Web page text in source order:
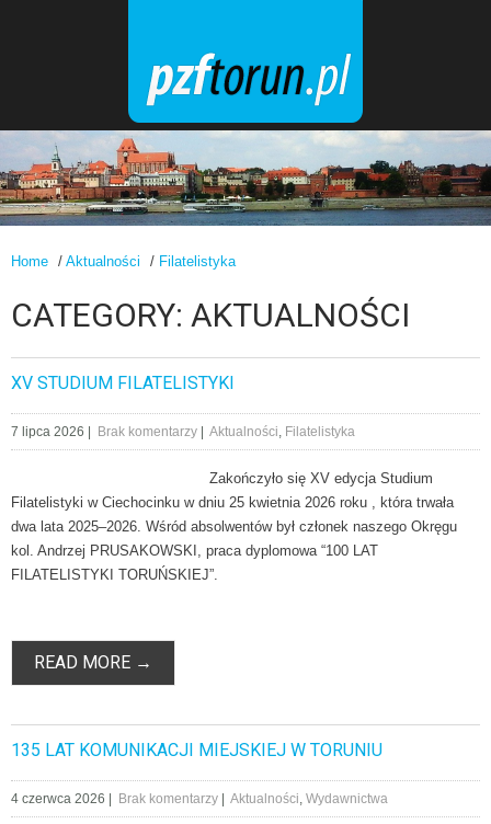
Home / Aktualności / Filatelistyka
CATEGORY: AKTUALNOŚCI
XV STUDIUM FILATELISTYKI
7 lipca 2026 Brak komentarzy Aktualności, Filatelistyka
Zakończyło się XV edycja Studium
Filatelistyki w Cie­cho­cin­ku w dniu 25 kwietnia 2026 roku , która trwała
dwa lata 2025–2026. Wśród absolwentów był człon­ek naszego Okręgu
kol. Andrzej PRUSAKOWSKI, praca dyplomowa “100 LAT
FILATELISTYKI TORUŃSKIEJ”.
READ MORE →
135 LAT KOMUNIKACJI MIEJSKIEJ W TORUNIU
4 czerwca 2026 Brak komentarzy Aktualności, Wydawnictwa